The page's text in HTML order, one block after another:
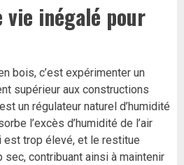
inégalé pour
bois, c’est expérimenter un
supérieur aux constructions
un régulateur naturel d’humidité
l’excès d’humidité de l’air
est trop élevé, et le restitue
sec, contribuant ainsi à maintenir